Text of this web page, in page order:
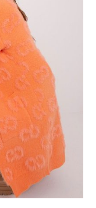
uroku. Dzięki naszym
zarówno
wyjścia
Zaplanowanie
Należy
wszystkim
Wiele z nas
kombinezon na
zgodnie z
nas klasyka.